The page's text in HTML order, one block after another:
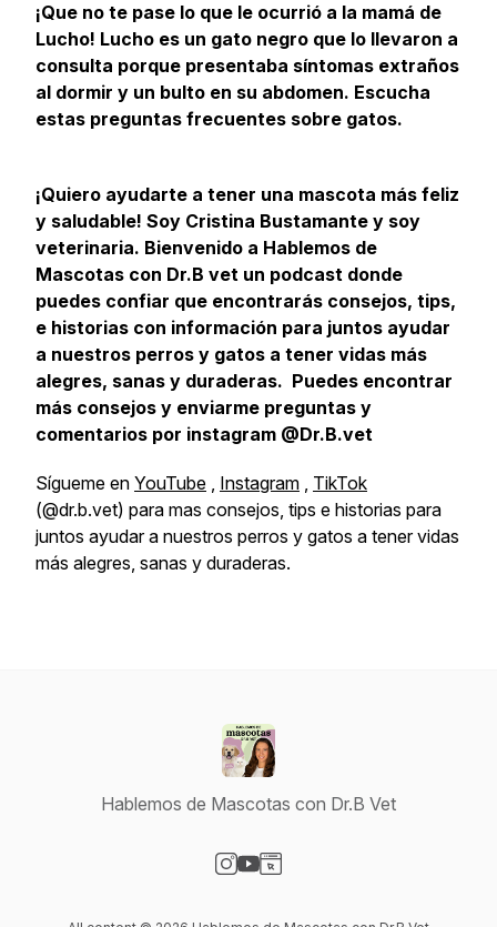
¡Que no te pase lo que le ocurrió a la mamá de
Lucho! Lucho es un gato negro que lo llevaron a
consulta porque presentaba síntomas extraños
al dormir y un bulto en su abdomen. Escucha
estas preguntas frecuentes sobre gatos.
¡Quiero ayudarte a tener una mascota más feliz
y saludable! Soy Cristina Bustamante y soy
veterinaria. Bienvenido a Hablemos de
Mascotas con Dr.B vet un podcast donde
puedes confiar que encontrarás consejos, tips,
e historias con información para juntos ayudar
a nuestros perros y gatos a tener vidas más
alegres, sanas y duraderas. Puedes encontrar
más consejos y enviarme preguntas y
comentarios por instagram @Dr.B.vet
Sígueme en YouTube , Instagram , TikTok
(@dr.b.vet) para mas consejos, tips e historias para
juntos ayudar a nuestros perros y gatos a tener vidas
más alegres, sanas y duraderas.
Hablemos de Mascotas con Dr.B Vet